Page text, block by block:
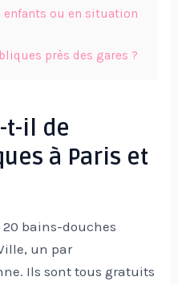
enfants ou en situation
près des gares ?
t-il de
à Paris et
bains-douches
un par
Ils sont tous gratuits